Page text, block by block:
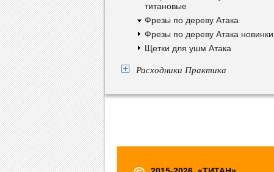
титановые
Фрезы по дереву Атака
Фрезы по дереву Атака новинки
Щетки для ушм Атака
Расходники Практика